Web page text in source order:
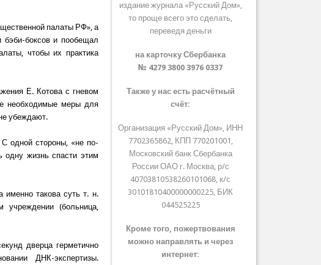
палаты РФ», а
бэби-боксов и пообещал
чтобы их практика
Е. Котова с гневом
необходимые меры для
убеждают.
одной стороны, «не по-
одну жизнь спасти этим
именно такова суть т. н.
учреждении (больница,
дверца герметично
ДНК-экспертизы.
издание журнала «Русский Дом»,
то проще всего это сделать,
переведя деньги
на карточку Сбербанка
№ 4279 3800 3976 0337
Также у нас есть расчётный
счёт:
Организация «Русский Дом», ИНН
7702365862, КПП 770201001,
Московский банк Сбербанка
России ОАО г. Москва, р/с
40703810538260101068, к/с
30101810400000000225, БИК
044525225
Кроме того, пожертвования
можно направлять и через
интернет: